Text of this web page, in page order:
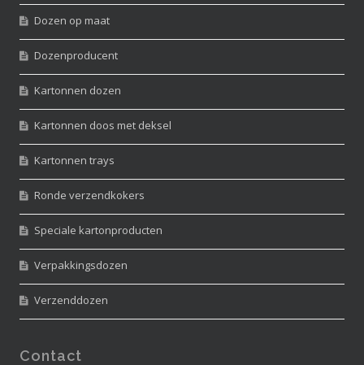
Dozen op maat
Dozenproducent
Kartonnen dozen
Kartonnen doos met deksel
Kartonnen trays
Ronde verzendkokers
Speciale kartonproducten
Verpakkingsdozen
Verzenddozen
Contact